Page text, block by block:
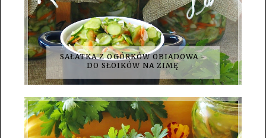
SAŁATKA Z OGÓRKÓW OBIADOWA -
DO SŁOIKÓW NA ZIMĘ